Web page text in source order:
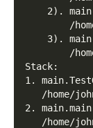
2).
/
3).
/
Stack:
1.
/home/
2. main.main
/home/